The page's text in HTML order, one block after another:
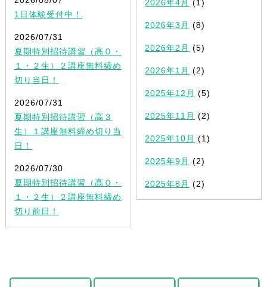
1日体験受付中！
2026/07/31
夏期特別招待講習（高０・
１・２生）２講座無料締め
切り当日！
2026/07/31
夏期特別招待講習（高３
生）１講座無料締め切り当
日！
2026/07/30
夏期特別招待講習（高０・
１・２生）２講座無料締め
切り前日！
2026年4月 (1)
2026年3月 (8)
2026年2月 (5)
2026年1月 (2)
2025年12月 (5)
2025年11月 (2)
2025年10月 (1)
2025年9月 (2)
2025年8月 (2)